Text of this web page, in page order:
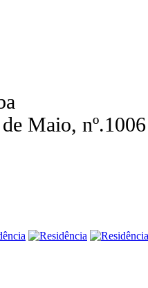
Maio, nº.1006